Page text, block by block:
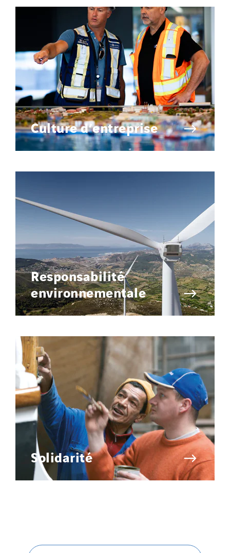
Culture d’entreprise
Responsabilité
environnementale
Solidarité